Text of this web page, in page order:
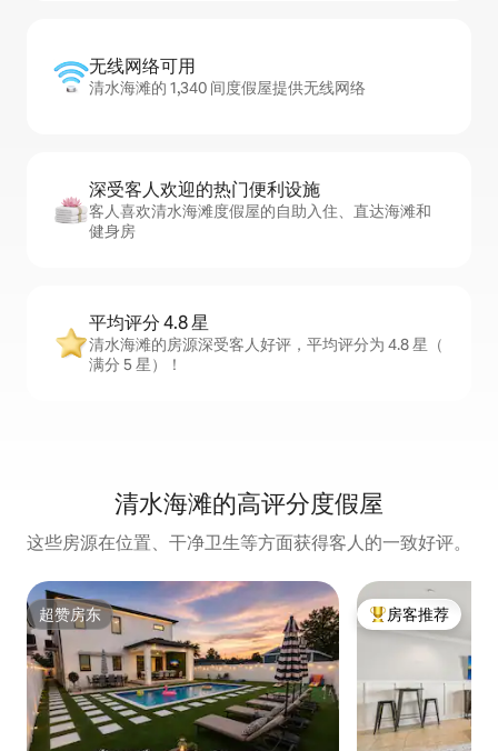
无线网络可用
清水海滩的 1,340 间度假屋提供无线网络
深受客人欢迎的热门便利设施
客人喜欢清水海滩度假屋的自助入住、直达海滩和
健身房
平均评分 4.8 星
清水海滩的房源深受客人好评，平均评分为 4.8 星（
满分 5 星）！
清水海滩的高评分度假屋
这些房源在位置、干净卫生等方面获得客人的一致好评。
超赞房东
超赞房东 热门「房客推荐」
房客推荐